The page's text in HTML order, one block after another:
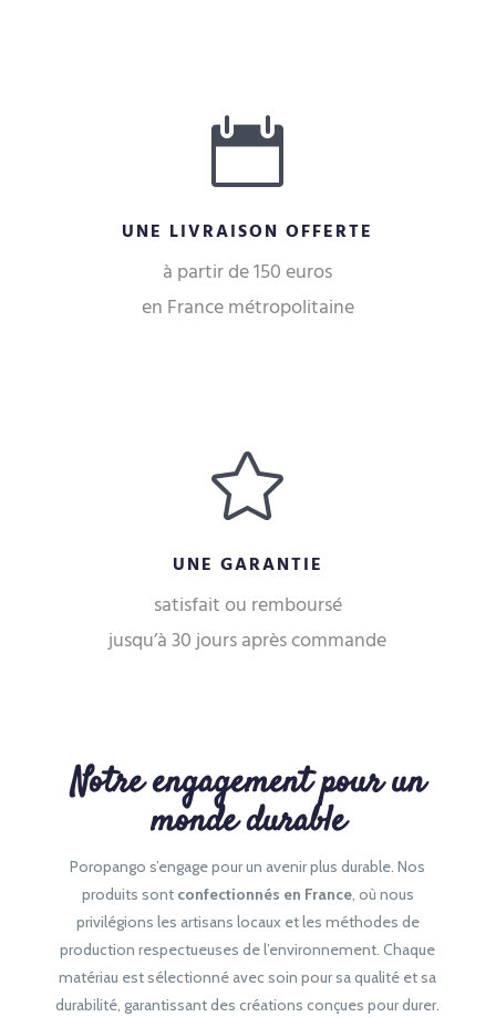

UNE LIVRAISON OFFERTE
à partir de 150 euros
en France métropolitaine

UNE GARANTIE
satisfait ou remboursé
jusqu’à 30 jours après commande
Notre engagement pour un
monde durable
Poropango s’engage pour un avenir plus durable. Nos
produits sont confectionnés en France, où nous
privilégions les artisans locaux et les méthodes de
production respectueuses de l’environnement. Chaque
matériau est sélectionné avec soin pour sa qualité et sa
durabilité, garantissant des créations conçues pour durer.